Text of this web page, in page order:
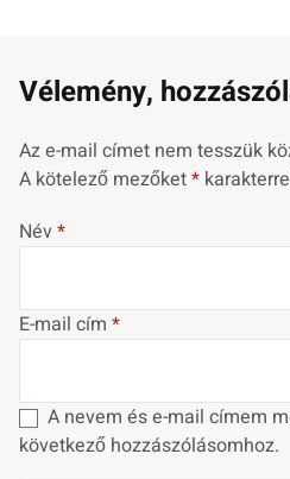
Vélemény,
Az e-mail címet nem tesszük
A kötelező mezőket*
Név*
E-mail cím *
A nevem és e-mail címem
következő hozzászólásomhoz.